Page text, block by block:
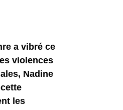
a vibré ce
violences
Nadine
les